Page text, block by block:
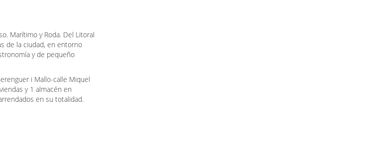
Marítimo y Roda. Del Litoral
de la ciudad, en entorno
y de pequeño
i Mallo-calle Miquel
y 1 almacén en
en su totalidad.